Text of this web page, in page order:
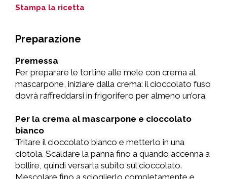
Stampa la ricetta
Preparazione
Premessa
Per preparare le tortine alle mele con crema al
mascarpone, iniziare dalla crema: il cioccolato fuso
dovrà raffreddarsi in frigorifero per almeno un’ora.
Per la crema al mascarpone e cioccolato
bianco
Tritare il cioccolato bianco e metterlo in una
ciotola. Scaldare la panna fino a quando accenna a
bollire, quindi versarla subito sul cioccolato.